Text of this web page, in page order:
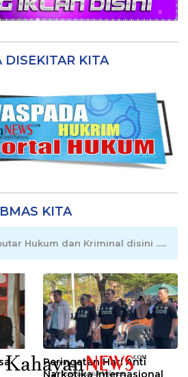
DISEKITAR KITA
KITA
Hukum dan Kriminal disini .....
Peringatan Hari Anti
Narkotika Internasional